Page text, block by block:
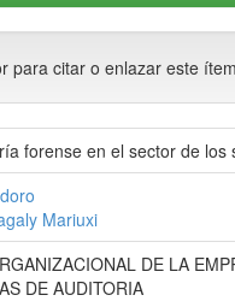
para citar o enlazar este
forense en el sector de
Mariuxi
DE LA
DE AUDITORIA